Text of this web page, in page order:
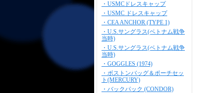
・USMCドレスキャップ
・USMC ドレスキャップ
・CEA ANCHOR (TYPE 1)
・U.S.サングラス(ベトナム戦争
当時)
・U.S.サングラス(ベトナム戦争
当時)
・GOGGLES (1974)
・ボストンバッグ＆ポーチセッ
ト(MERCURY)
・バックパック (CONDOR)